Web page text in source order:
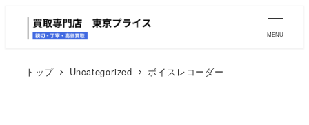
MENU
トップ Uncategorized ボイスレコーダー